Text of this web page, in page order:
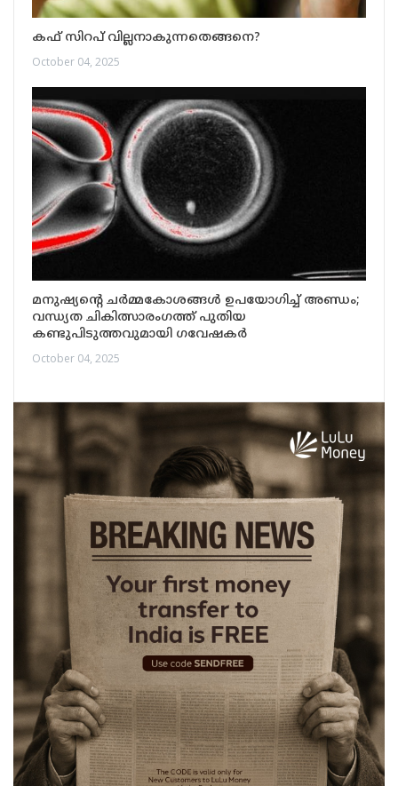
കഫ് സിറപ് വില്ലനാകുന്നതെങ്ങനെ?
October 04, 2025
മനുഷ്യന്റെ ചര്‍മ്മകോശങ്ങള്‍ ഉപയോഗിച്ച് അണ്ഡം;
വന്ധ്യത ചികിത്സാരംഗത്ത് പുതിയ
കണ്ടുപിടുത്തവുമായി ഗവേഷകർ
October 04, 2025